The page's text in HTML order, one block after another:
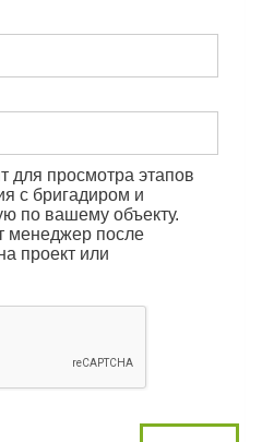
для просмотра этапов
с бригадиром и
по вашему объекту.
менеджер после
проект или